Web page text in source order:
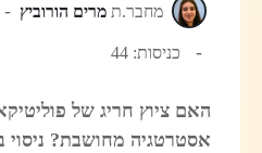
מחבר.ת מרים הורוביץ
כניסות: 44
האם ציוץ חריג של